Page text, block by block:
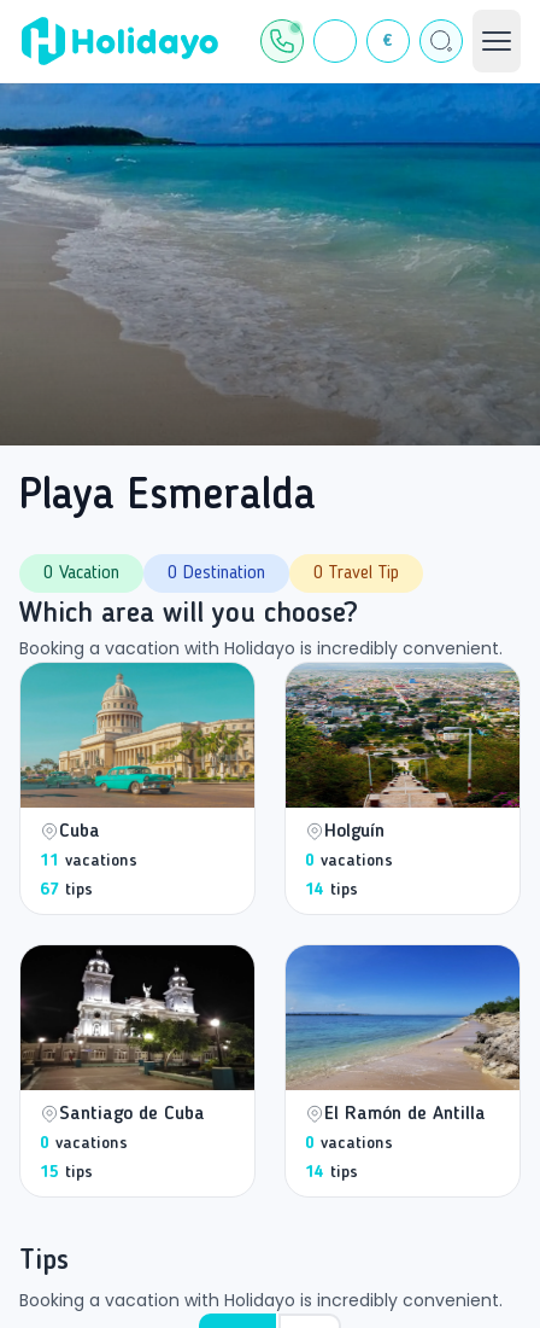
€
Playa Esmeralda
0 Vacation 0 Destination 0 Travel Tip
Which area will you choose?
Booking a vacation with Holidayo is incredibly convenient.
Cuba
11 vacations
67 tips
Holguín
0 vacations
14 tips
Santiago de Cuba
0 vacations
15 tips
El Ramón de Antilla
0 vacations
14 tips
Tips
Booking a vacation with Holidayo is incredibly convenient.